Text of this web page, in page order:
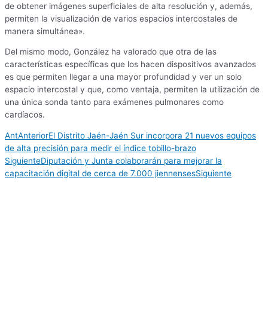
de obtener imágenes superficiales de alta resolución y, además,
permiten la visualización de varios espacios intercostales de
manera simultánea».
Del mismo modo, González ha valorado que otra de las
características específicas que los hacen dispositivos avanzados
es que permiten llegar a una mayor profundidad y ver un solo
espacio intercostal y que, como ventaja, permiten la utilización de
una única sonda tanto para exámenes pulmonares como
cardíacos.
AntAnteriorEl Distrito Jaén-Jaén Sur incorpora 21 nuevos equipos
de alta precisión para medir el índice tobillo-brazo
SiguienteDiputación y Junta colaborarán para mejorar la
capacitación digital de cerca de 7.000 jiennensesSiguiente